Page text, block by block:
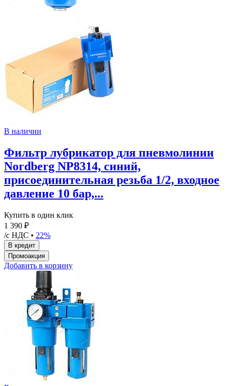
В наличии
Фильтр лубрикатор для пневмолинии
Nordberg NP8314, синий,
присоединительная резьба 1/2, входное
давление 10 бар,...
Купить в один клик
1 390 ₽
/с НДС • 22%
Добавить в корзину